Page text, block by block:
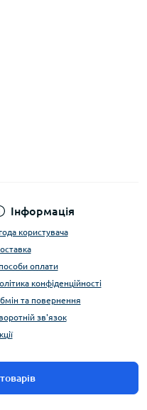
Інформація
користувача
оплати
конфіденційності
та повернення
зв'язок